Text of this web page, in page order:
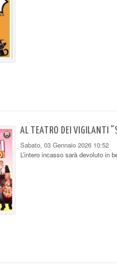
AL TEATRO DEI VIGILANTI
Sabato, 03 Gennaio 2026 10:52
L’intero incasso sarà devoluto in